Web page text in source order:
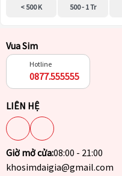
< 500 K 500 - 1 Tr
Vua Sim
Hotline
0877.555555
LIÊN HỆ
Giờ mở cửa:08:00 - 21:00
khosimdaigia@gmail.com